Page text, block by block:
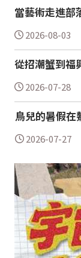
當藝術走進部
2026-08-03
從招潮蟹到福
2026-07-28
鳥兒的暑假在
2026-07-27